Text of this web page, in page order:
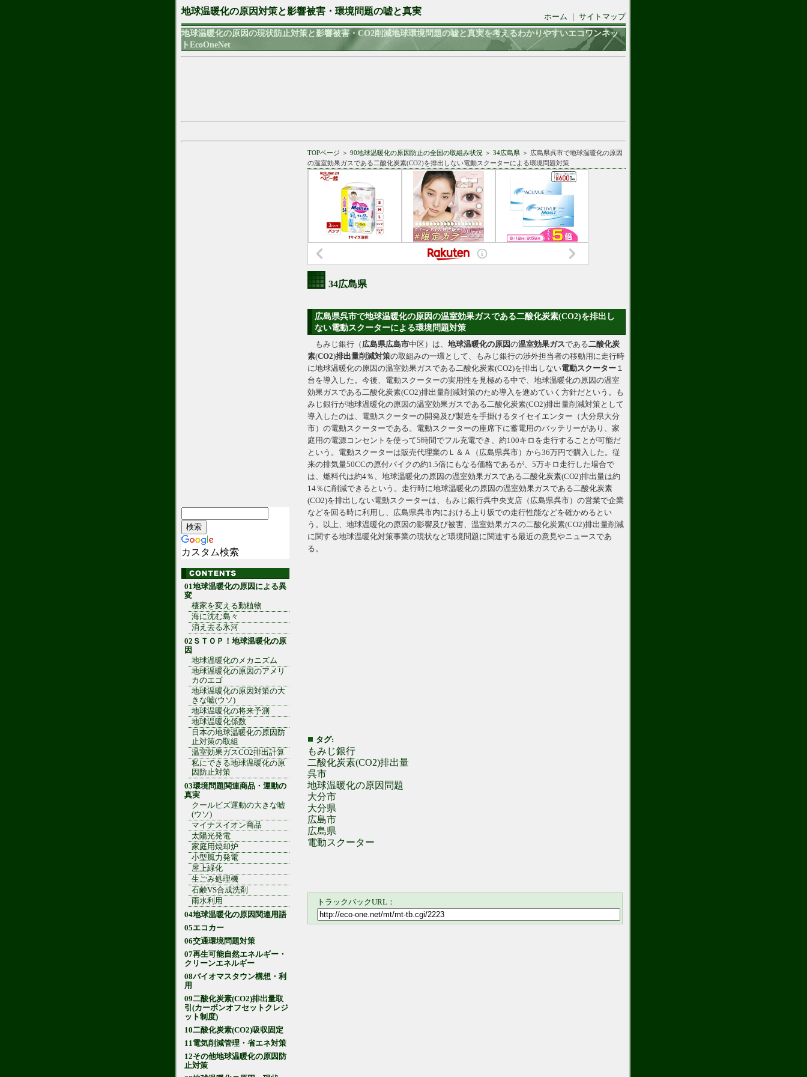
地球温暖化の原因対策と影響被害・環境問題の嘘と真実
ホーム サイトマップ
地球温暖化の原因の現状防止対策と影響被害・CO2削減地球環境問題の嘘と真実を考えるわかりやすいエコワンネッ
トEcoOneNet
TOPページ ＞ 90地球温暖化の原因防止の全国の取組み状況 ＞ 34広島県 ＞ 広島県呉市で地球温暖化の原因
の温室効果ガスである二酸化炭素(CO2)を排出しない電動スクーターによる環境問題対策
34広島県
広島県呉市で地球温暖化の原因の温室効果ガスである二酸化炭素(CO2)を排出し
ない電動スクーターによる環境問題対策
もみじ銀行（ 広島県広島市中区）は、 地球温暖化の原因の温室効果ガスである二酸化炭
素(CO2)排出量削減対策の取組みの一環として、もみじ銀行の渉外担当者の移動用に走行時
に地球温暖化の原因の温室効果ガスである二酸化炭素(CO2)を排出しない電動スクーター １
台を導入した。今後、電動スクーターの実用性を見極める中で、地球温暖化の原因の温室
効果ガスである二酸化炭素(CO2)排出量削減対策のため導入を進めていく方針だという。も
みじ銀行が地球温暖化の原因の温室効果ガスである二酸化炭素(CO2)排出量削減対策として
導入したのは、電動スクーターの開発及び製造を手掛けるタイセイエンター（大分県大分
市）の電動スクーターである。電動スクーターの座席下に蓄電用のバッテリーがあり、家
庭用の電源コンセントを使って5時間でフル充電でき、約100キロを走行することが可能だ
という。電動スクーターは販売代理業のＬ＆Ａ（広島県呉市）から36万円で購入した。従
来の排気量50CCの原付バイクの約1.5倍にもなる価格であるが、5万キロ走行した場合で
は、燃料代は約4％、地球温暖化の原因の温室効果ガスである二酸化炭素(CO2)排出量は約
14％に削減できるという。走行時に地球温暖化の原因の温室効果ガスである二酸化炭素
(CO2)を排出しない電動スクーターは、もみじ銀行呉中央支店（広島県呉市）の営業で企業
などを回る時に利用し、広島県呉市内における上り坂での走行性能などを確かめるとい
う。以上、地球温暖化の原因の影響及び被害、温室効果ガスの二酸化炭素(CO2)排出量削減
に関する地球温暖化対策事業の現状など環境問題に関連する最近の意見やニュースであ
る。
タグ:
もみじ銀行
二酸化炭素(CO2)排出量
呉市
地球温暖化の原因問題
大分市
大分県
広島市
広島県
電動スクーター
トラックバックURL：
カスタム検索
01地球温暖化の原因による異
変
棲家を変える動植物
海に沈む島々
消え去る氷河
02ＳＴＯＰ！地球温暖化の原
因
地球温暖化のメカニズム
地球温暖化の原因のアメリ
カのエゴ
地球温暖化の原因対策の大
きな嘘(ウソ)
地球温暖化の将来予測
地球温暖化係数
日本の地球温暖化の原因防
止対策の取組
温室効果ガスCO2排出計算
私にできる地球温暖化の原
因防止対策
03環境問題関連商品・運動の
真実
クールビズ運動の大きな嘘
(ウソ)
マイナスイオン商品
太陽光発電
家庭用焼却炉
小型風力発電
屋上緑化
生ごみ処理機
石鹸VS合成洗剤
雨水利用
04地球温暖化の原因関連用語
05エコカー
06交通環境問題対策
07再生可能自然エネルギー・
クリーンエネルギー
08バイオマスタウン構想・利
用
09二酸化炭素(CO2)排出量取
引(カーボンオフセットクレジ
ット制度)
10二酸化炭素(CO2)吸収固定
11電気削減管理・省エネ対策
12その他地球温暖化の原因防
止対策